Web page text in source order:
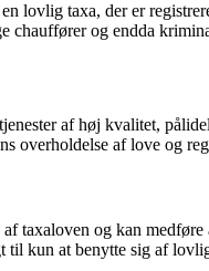
lovlig taxa, der er
chauffører og endda
af høj kvalitet,
overholdelse af love og
taxaloven og kan
kun at benytte sig af